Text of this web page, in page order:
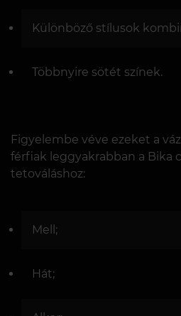
Különböző stílusok
Többnyire sötét színek.
Figyelembe véve ezeket a
férfiak leggyakrabban a Bika
tetováláshoz:
Mell;
Hát;